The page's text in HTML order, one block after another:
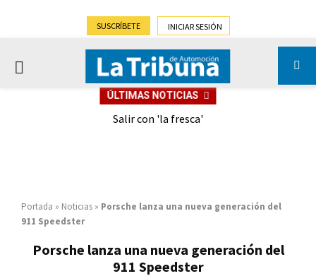
SUSCRÍBETE INICIAR SESIÓN
PRIMARY
ÚLTIMAS NOTICIAS
Salir con 'la fresca'
Portada » Noticias » Porsche lanza una nueva generación del
911 Speedster
Porsche lanza una nueva generación del
911 Speedster